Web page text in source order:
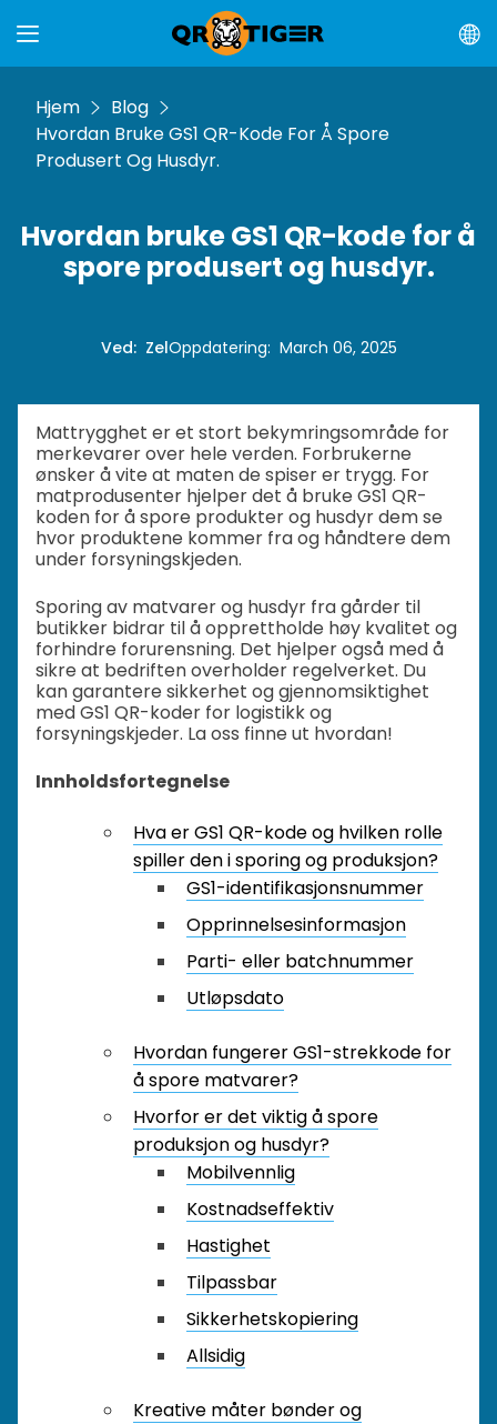
Hjem
Blog
Hvordan Bruke GS1 QR-Kode For Å Spore
Produsert Og Husdyr.
Hvordan bruke GS1 QR-kode for å
spore produsert og husdyr.
Ved: ZelOppdatering: March 06, 2025
Mattrygghet er et stort bekymringsområde for
merkevarer over hele verden. Forbrukerne
ønsker å vite at maten de spiser er trygg. For
matprodusenter hjelper det å bruke GS1 QR-
koden for å spore produkter og husdyr dem se
hvor produktene kommer fra og håndtere dem
under forsyningskjeden.
Sporing av matvarer og husdyr fra gårder til
butikker bidrar til å opprettholde høy kvalitet og
forhindre forurensning. Det hjelper også med å
sikre at bedriften overholder regelverket. Du
kan garantere sikkerhet og gjennomsiktighet
med GS1 QR-koder for logistikk og
forsyningskjeder. La oss finne ut hvordan!
Innholdsfortegnelse
Hva er GS1 QR-kode og hvilken rolle
spiller den i sporing og produksjon?
GS1-identifikasjonsnummer
Opprinnelsesinformasjon
Parti- eller batchnummer
Utløpsdato
Hvordan fungerer GS1-strekkode for
å spore matvarer?
Hvorfor er det viktig å spore
produksjon og husdyr?
Mobilvennlig
Kostnadseffektiv
Hastighet
Tilpassbar
Sikkerhetskopiering
Allsidig
Kreative måter bønder og